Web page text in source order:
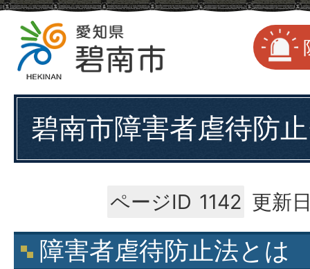
碧南市障害者虐待防
ページID 1142 更新
障害者虐待防止法とは